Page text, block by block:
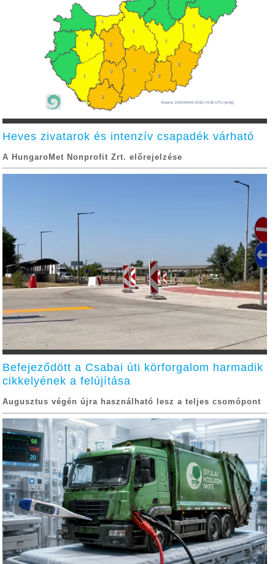
Heves zivatarok és intenzív csapadék várható
A HungaroMet Nonprofit Zrt. előrejelzése
Befejeződött a Csabai úti körforgalom harmadik
cikkelyének a felújítása
Augusztus végén újra használható lesz a teljes csomópont